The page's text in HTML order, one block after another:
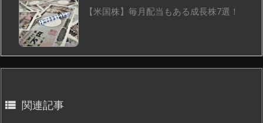
【米国株】毎月配当もある成長株7選！
 関連記事